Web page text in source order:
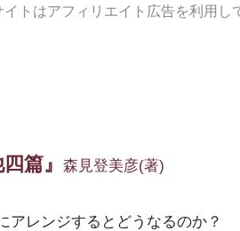
トはアフィリエイト広告を利用し
篇』 森見登美彦(著)
アレンジするとどうなるのか？